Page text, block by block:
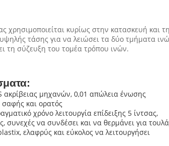
χρησιμοποιείται κυρίως στην κατασκευή και
τάσης για να λειώσει τα δύο τμήματα
τη σύζευξη του τομέα τρόπου ινών.
μηχανών, 0,01 απώλεια ένωσης
σαφής και ορατός
χρόνο λειτουργία επίδειξης 5 ίντσας,
συνεχές να συνδέσει και να θερμάνει για
ελαφρύς και εύκολος να λειτουργήσει